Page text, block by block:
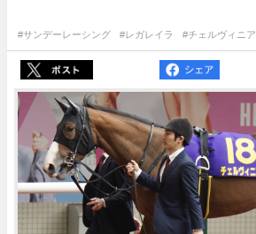
#サンデーレーシング #レガレイラ #チェルヴィニア